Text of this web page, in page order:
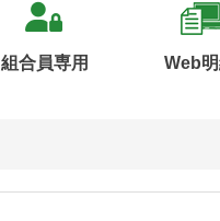
組合員専用 Web